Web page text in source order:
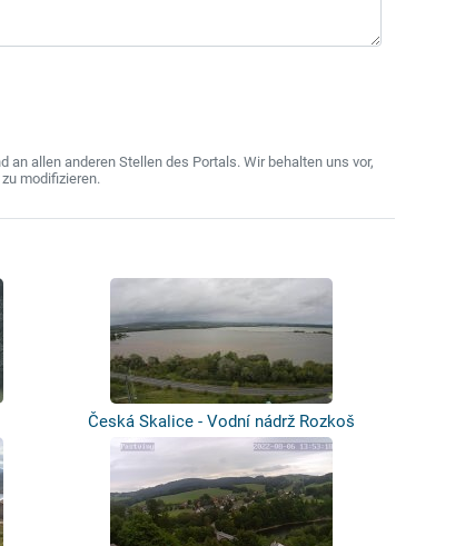
allen anderen Stellen des Portals. Wir behalten uns vor,
modifizieren.
Česká Skalice - Vodní nádrž Rozkoš